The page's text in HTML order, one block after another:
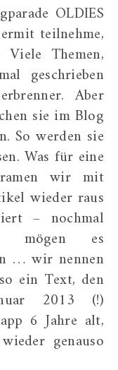
teilnehme,
Themen,
geschrieben
Aber
sie im Blog
So werden sie
Was für eine
wir mit
wieder raus
– nochmal
mögen es
… wir nennen
ein Text, den
2013 (!)
6 Jahre alt,
genauso